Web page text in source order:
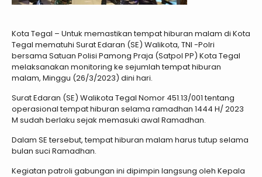
Kota Tegal – Untuk memastikan tempat hiburan malam di Kota
Tegal mematuhi Surat Edaran (SE) Walikota, TNI -Polri
bersama Satuan Polisi Pamong Praja (Satpol PP) Kota Tegal
melaksanakan monitoring ke sejumlah tempat hiburan
malam, Minggu (26/3/2023) dini hari.
Surat Edaran (SE) Walikota Tegal Nomor 451.13/001 tentang
operasional tempat hiburan selama ramadhan 1444 H/ 2023
M sudah berlaku sejak memasuki awal Ramadhan.
Dalam SE tersebut, tempat hiburan malam harus tutup selama
bulan suci Ramadhan.
Kegiatan patroli gabungan ini dipimpin langsung oleh Kepala